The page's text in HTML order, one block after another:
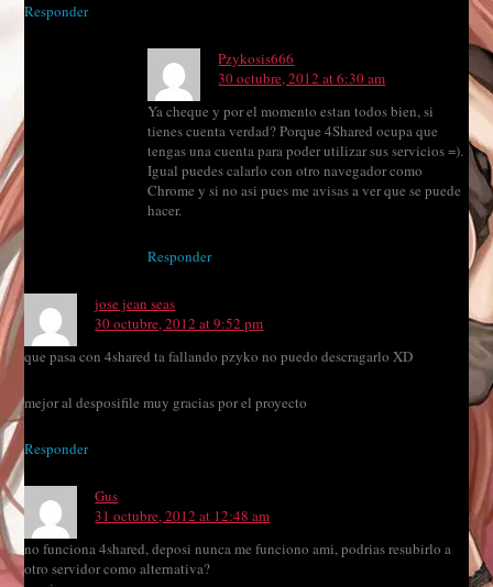
Responder
Pzykosis666
30 octubre, 2012 at 6:30 am
Ya cheque y por el momento estan todos bien, si
tienes cuenta verdad? Porque 4Shared ocupa que
tengas una cuenta para poder utilizar sus servicios =).
Igual puedes calarlo con otro navegador como
Chrome y si no asi pues me avisas a ver que se puede
hacer.
Responder
jose jean seas
30 octubre, 2012 at 9:52 pm
que pasa con 4shared ta fallando pzyko no puedo descragarlo XD
mejor al desposifile muy gracias por el proyecto
Responder
Gus
31 octubre, 2012 at 12:48 am
no funciona 4shared, deposi nunca me funciono ami, podrias resubirlo a
otro servidor como alternativa?